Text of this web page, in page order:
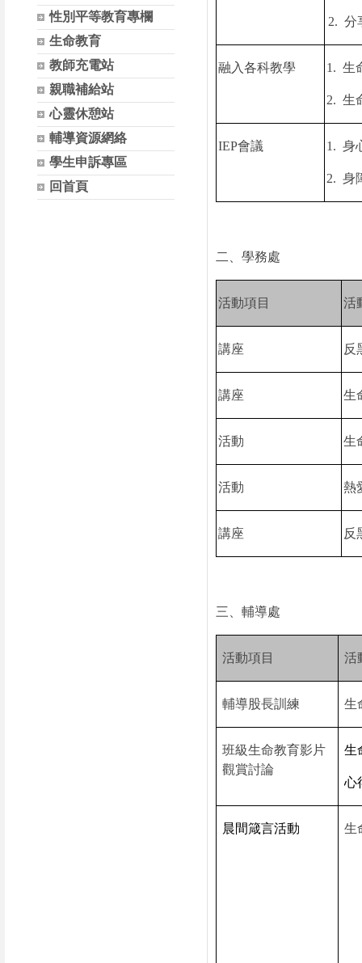
性別平等教育專欄
生命教育
教師充電站
親職補給站
心靈休憩站
輔導資源網絡
學生申訴專區
回首頁
2. 分
融入各科教學 1. 生
2. 生
IEP會議 1. 身
2. 身
二、學務處
活動項目 活
講座 反
講座 生
活動 生
活動 熱
講座 反
三、輔導處
活動項目 活
輔導股長訓練 生
班級生命教育影片
觀賞討論
生
心
晨間箴言活動 生